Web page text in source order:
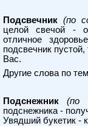
Подсвечник (по
целой свечой -
отличное
подсвечник
Вас.
Другие слова по
Подснежник (по
подснежника -
Увядший букетик -